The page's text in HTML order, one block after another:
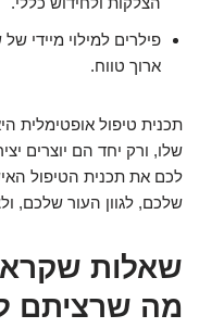
פילרים למילוי מיידי
ארוך טווח.
תכנית טיפול אופטימלית
שלו, ורק יחד הם יוצרים
לכם את תכנית הטיפול
שלכם, לגוון העור שלכם,
שאלות
מה שרציתם